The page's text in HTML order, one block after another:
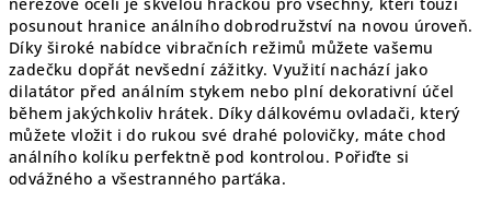
posunout hranice análního dobrodružství na novou úroveň.
Díky široké nabídce vibračních režimů můžete vašemu
zadečku dopřát nevšední zážitky. Využití nachází jako
dilatátor před análním stykem nebo plní dekorativní účel
během jakýchkoliv hrátek. Díky dálkovému ovladači, který
můžete vložit i do rukou své drahé polovičky, máte chod
análního kolíku perfektně pod kontrolou. Pořiďte si
odvážného a všestranného parťáka.